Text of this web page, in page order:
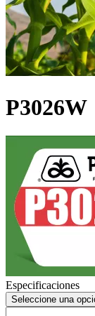
P3026W
Especificaciones
Seleccione una